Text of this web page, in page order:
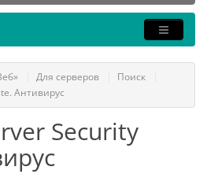
Для серверов
Поиск
Антивирус
Security